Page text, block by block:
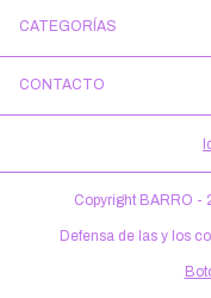
CATEGORÍAS
CONTACTO
Copyright BARRO -
Defensa de las y los